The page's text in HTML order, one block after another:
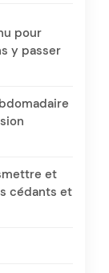
pour
y passer
et
cédants et